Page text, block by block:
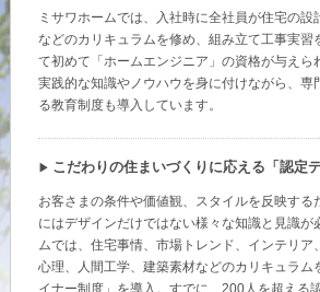
分譲住宅（建売・土地）検索
中古住宅検索
スムストック検索
売る [MISAWA RELAY]
企業不動産活用（CRE）戦略
社宅建築
医療・介護・子育て・障がい福祉施設
これから土地活用・賃貸経営
土地活用の基礎から長期安定経営を目指すオ
に役立つ多彩な情報を幅広くお届けします。
事業用リノベーション
ホテル・旅館リフォーム
リフォーム営業所
これからリフォームをご
建築再生事業
事業用売買
事業用地・事業用建物
分譲用地
ミサワリフォーム
ご相談窓口
MISAWAについて
ミサワホームグループ
IR情報
SDGs
環境活動
採用情報
ミサワホームでは、入社時に全社員が住宅の設
などのカリキュラムを修め、組み立て工事実習
て初めて「ホームエンジニア」の資格が与えら
実践的な知識やノウハウを身に付けながら、専
る教育制度も導入しています。
こだわりの住まいづくりに応える「認定
お客さまの条件や価値観、スタイルを反映する
にはデザインだけではない様々な知識と見識が
ムでは、住宅事情、市場トレンド、インテリア
心理、人間工学、建築素材などのカリキュラム